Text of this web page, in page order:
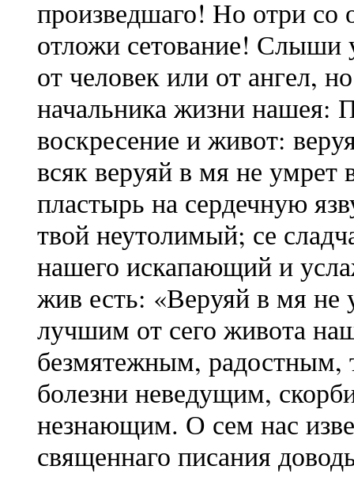
произведшаго! Но отри
отложи сетование! Слыши
от человек или от ангел,
начальника жизни нашея:
воскресение и живот:
всяк веруяй в мя не
пластырь на сердечную
твой неутолимый; се
нашего искапающий и
жив есть: «Веруяй в мя
лучшим от сего живота
безмятежным, радостным,
болезни неведущим,
незнающим. О сем нас
священнаго писания